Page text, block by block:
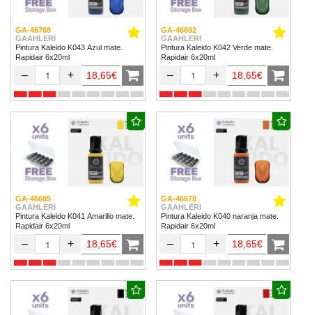
GA-46708
GAAHLERI
Pintura Kaleido K043 Azul mate.
Rapidair 6x20ml
– + 18,65€
GA-46692
GAAHLERI
Pintura Kaleido K042 Verde mate.
Rapidair 6x20ml
– + 18,65€
GA-46685
GAAHLERI
Pintura Kaleido K041 Amarillo mate.
Rapidair 6x20ml
– + 18,65€
GA-46678
GAAHLERI
Pintura Kaleido K040 naranja mate.
Rapidair 6x20ml
– + 18,65€